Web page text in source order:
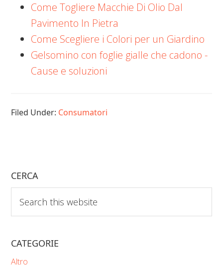
Come Togliere Macchie Di Olio Dal
Pavimento In Pietra
Come Scegliere i Colori per un Giardino
Gelsomino con foglie gialle che cadono​​ -
Cause e soluzioni
Filed Under: Consumatori
CERCA
this
website
CATEGORIE
Altro